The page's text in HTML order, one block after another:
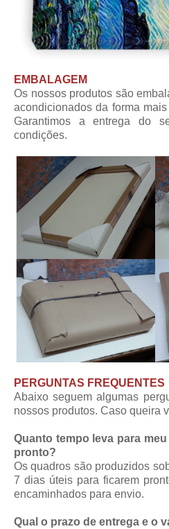
EMBALAGEM
Os nossos produtos são
acondicionados da forma
Garantimos a entrega do
condições.
PERGUNTAS FREQUENTES
Abaixo seguem algumas
nossos produtos. Caso queira
Quanto tempo leva para
pronto?
Os quadros são produzidos
7 dias úteis para ficarem
encaminhados para envio.
Qual o prazo de entrega e o